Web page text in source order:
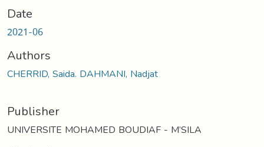
Date
2021-06
Authors
CHERRID, Saida. DAHMANI, Nadjat
Publisher
UNIVERSITE MOHAMED BOUDIAF - M’SILA